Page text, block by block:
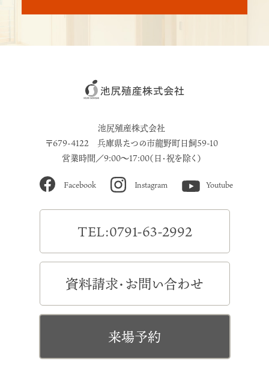
池尻殖産株式会社
〒679-4122 兵庫県たつの市龍野町日飼59-10
営業時間／9:00～17:00（日・祝を除く）
Facebook Instagram Youtube
TEL:0791-63-2992
資料請求・お問い合わせ
来場予約